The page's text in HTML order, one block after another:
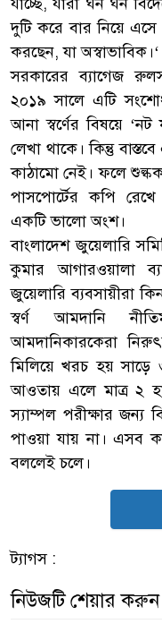
দুটি করে বার নিয়ে
করছেন, যা অস্বাভাবিক।‘
সরকারের ব্যাগেজ
২০১৯ সালে এটি
আনা স্বর্ণের বিষয়ে
লেখা থাকে। কিন্তু
কাঠামো নেই। ফলে
পাসপোর্টের কপি রেখে
একটি ভালো অংশ।
বাংলাদেশ জুয়েলারি
কুমার আগারওয়ালা
জুয়েলারি ব্যবসায়ীরা
স্বর্ণ আমদানি
আমদানিকারকেরা
মিলিয়ে খরচ হয়
আওতায় এলে মাত্র ২
স্যাম্পল পরীক্ষার জন্য
পাওয়া যায় না। এসব
বললেই চলে।
ট্যাগস :
নিউজটি শেয়ার করুন